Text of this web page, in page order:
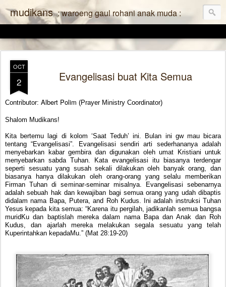
mudikans : waroeng gaul rohani anak muda :
OCT
2 Evangelisasi buat Kita Semua
Contributor: Albert Polim (Prayer Ministry Coordinator)
Shalom Mudikans!
Kita bertemu lagi di kolom ‘Saat Teduh’ ini. Bulan ini gw mau bicara
tentang “Evangelisasi”. Evangelisasi sendiri arti sederhananya adalah
menyebarkan kabar gembira dan digunakan oleh umat Kristiani untuk
menyebarkan sabda Tuhan. Kata evangelisasi itu biasanya terdengar
seperti sesuatu yang susah sekali dilakukan oleh banyak orang, dan
biasanya hanya dilakukan oleh orang-orang yang selalu memberikan
Firman Tuhan di seminar-seminar misalnya. Evangelisasi sebenarnya
adalah sebuah hak dan kewajiban bagi semua orang yang udah dibaptis
didalam nama Bapa, Putera, and Roh Kudus. Ini adalah instruksi Tuhan
Yesus kepada kita semua: “Karena itu pergilah, jadikanlah semua bangsa
muridKu dan baptislah mereka dalam nama Bapa dan Anak dan Roh
Kudus, dan ajarlah mereka melakukan segala sesuatu yang telah
Kuperintahkan kepadaMu.” (Mat 28:19-20)